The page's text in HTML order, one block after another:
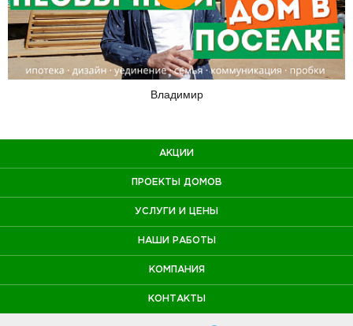
Владимир
АКЦИИ
ПРОЕКТЫ ДОМОВ
УСЛУГИ И ЦЕНЫ
НАШИ РАБОТЫ
КОМПАНИЯ
КОНТАКТЫ